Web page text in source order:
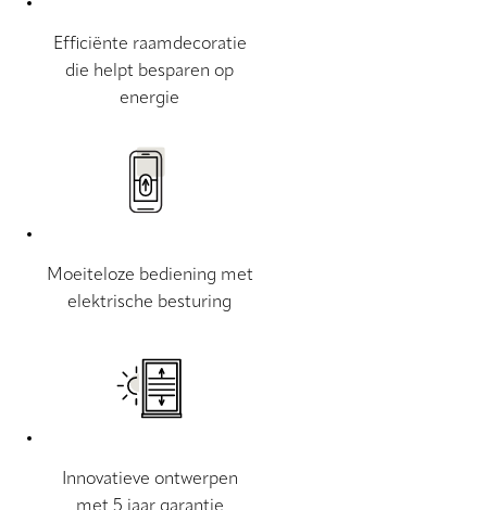
Efficiënte raamdecoratie
die helpt besparen op
energie
Moeiteloze bediening met
elektrische besturing
Innovatieve ontwerpen